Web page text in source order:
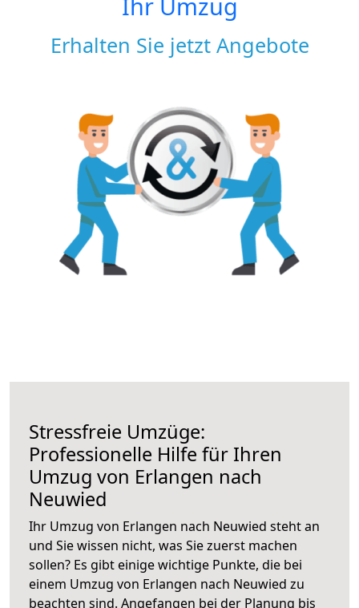
Erhalten Sie jetzt Angebote
Stressfreie Umzüge:
Professionelle Hilfe für Ihren
Umzug von Erlangen nach
Neuwied
Ihr Umzug von Erlangen nach Neuwied steht an
und Sie wissen nicht, was Sie zuerst machen
sollen? Es gibt einige wichtige Punkte, die bei
einem Umzug von Erlangen nach Neuwied zu
beachten sind. Angefangen bei der Planung bis